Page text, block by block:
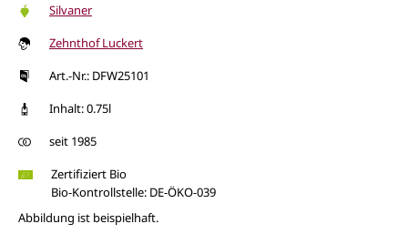
Silvaner
Zehnthof Luckert
Art.-Nr.: DFW25101
Inhalt: 0.75l
seit 1985
Zertifiziert Bio
Bio-Kontrollstelle: DE-ÖKO-039
Abbildung ist beispielhaft.